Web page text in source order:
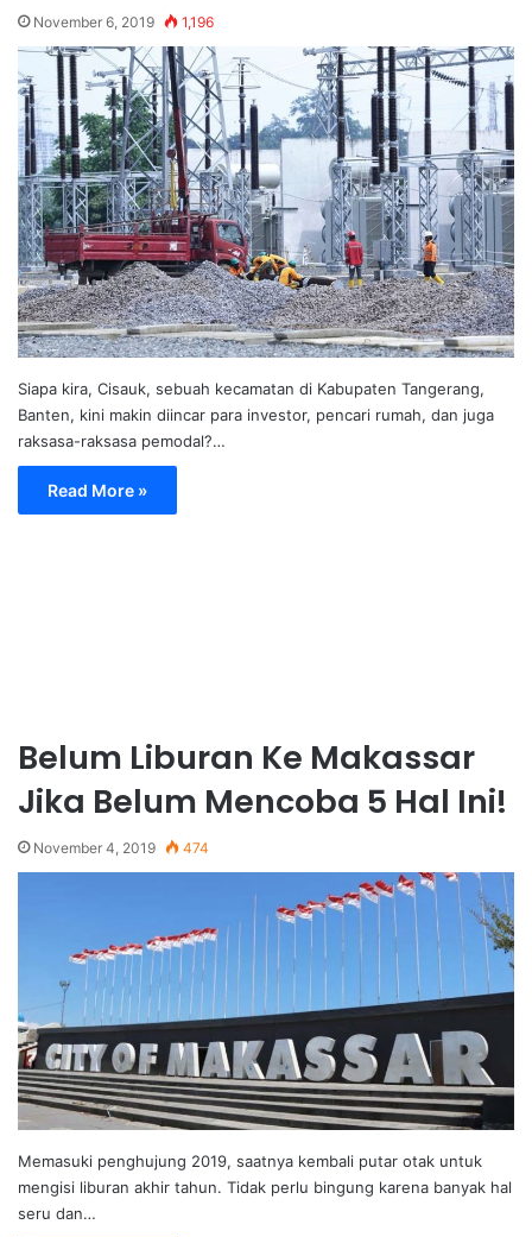
November 6, 2019 1,196
Siapa kira, Cisauk, sebuah kecamatan di Kabupaten Tangerang,
Banten, kini makin diincar para investor, pencari rumah, dan juga
raksasa-raksasa pemodal?…
Read More »
Belum Liburan Ke Makassar
Jika Belum Mencoba 5 Hal Ini!
November 4, 2019 474
Memasuki penghujung 2019, saatnya kembali putar otak untuk
mengisi liburan akhir tahun. Tidak perlu bingung karena banyak hal
seru dan…